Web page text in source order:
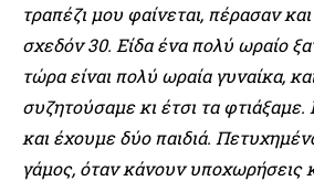
τραπέζι μου φαίνεται, πέρασαν
σχεδόν 30. Είδα ένα πολύ ωραίο
τώρα είναι πολύ ωραία γυναίκα,
συζητούσαμε κι έτσι τα
και έχουμε δύο παιδιά.
γάμος, όταν κάνουν υποχωρήσεις